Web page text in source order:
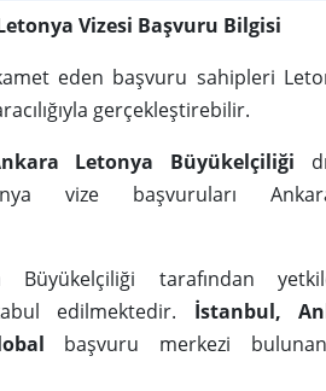
Vizesi Başvuru Bilgisi
eden başvuru sahipleri
gerçekleştirebilir.
Letonya Büyükelçiliği
vize başvuruları
tarafından
edilmektedir. İstanbul,
başvuru merkezi